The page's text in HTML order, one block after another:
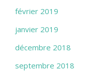
février 2019
janvier 2019
décembre 2018
septembre 2018